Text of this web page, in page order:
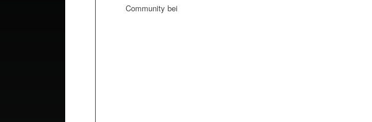
Community bei